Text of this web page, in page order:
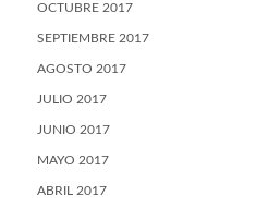
OCTUBRE 2017
SEPTIEMBRE 2017
AGOSTO 2017
JULIO 2017
JUNIO 2017
MAYO 2017
ABRIL 2017